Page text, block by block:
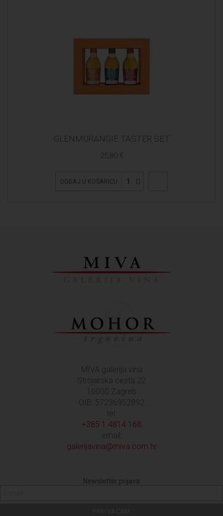
GLENMORANGIE TASTER SET
25,80 €
DODAJ U KOŠARICU 1
MIVA galerija vina
Strojarska cesta 22
10000 Zagreb
OIB: 57236952892
tel:
+385 1 4814 168
email:
galerijavina@miva.com.hr
Newsletter prijava